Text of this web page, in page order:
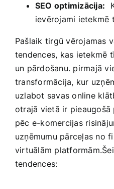
SEO optimizācija:
ievērojami ietekmē
Pašlaik tirgū vērojamas
tendences, kas ietekmē
un ‍pārdošanu. pirmajā
transformācija, kur
uzlabot savas online
otrajā vietā ir pieaugošā
pēc e-komercijas
uzņēmumu pārceļas no
virtuālām
tendences: